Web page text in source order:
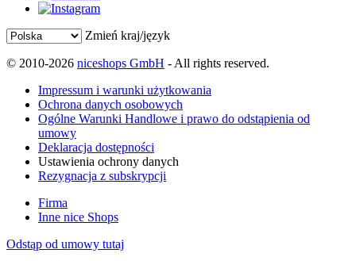
Zmień kraj/język
© 2010-2026 niceshops GmbH - All rights reserved.
Impressum i warunki użytkowania
Ochrona danych osobowych
Ogólne Warunki Handlowe i prawo do odstąpienia od
umowy
Deklaracja dostępności
Ustawienia ochrony danych
Rezygnacja z subskrypcji
Firma
Inne nice Shops
Odstąp od umowy tutaj